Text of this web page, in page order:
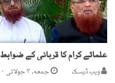
ویب ڈیسک جمعه, ۳ جولائی ۲۰۲۰